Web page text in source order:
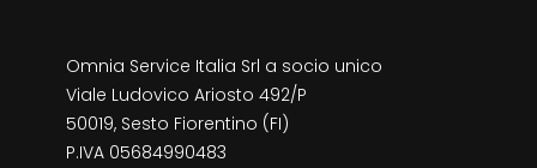
Omnia Service Italia Srl a socio unico
Viale Ludovico Ariosto 492/P
50019, Sesto Fiorentino (FI)
P.IVA 05684990483